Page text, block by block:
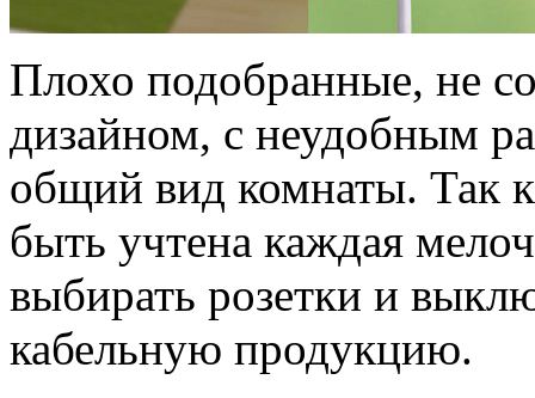
Плохо подобранные, не
дизайном, с неудобным
общий вид комнаты. Так
быть учтена каждая
выбирать розетки и
кабельную продукцию.